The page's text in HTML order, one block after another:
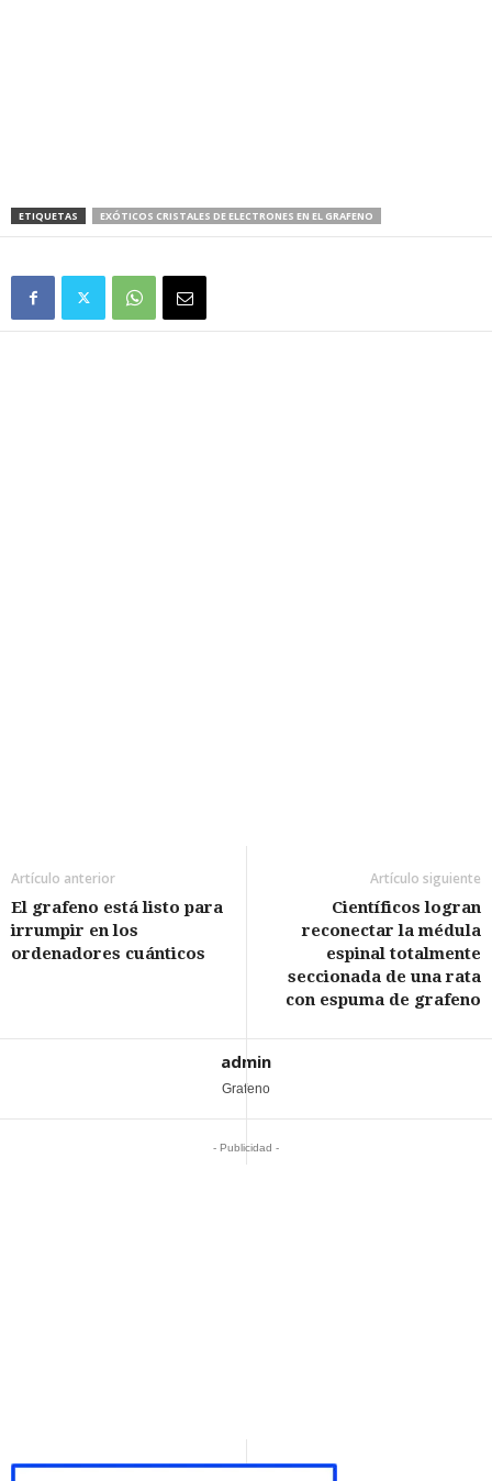
ETIQUETAS EXÓTICOS CRISTALES DE ELECTRONES EN EL GRAFENO
Artículo anterior
El grafeno está listo para
irrumpir en los
ordenadores cuánticos
Artículo siguiente
Científicos logran
reconectar la médula
espinal totalmente
seccionada de una rata
con espuma de grafeno
admin
Grafeno
- Publicidad -